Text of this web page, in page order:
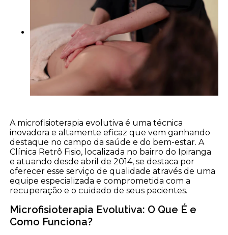
A microfisioterapia evolutiva é uma técnica
inovadora e altamente eficaz que vem ganhando
destaque no campo da saúde e do bem-estar. A
Clínica Retrô Fisio, localizada no bairro do Ipiranga
e atuando desde abril de 2014, se destaca por
oferecer esse serviço de qualidade através de uma
equipe especializada e comprometida com a
recuperação e o cuidado de seus pacientes.
Microfisioterapia Evolutiva: O Que É e
Como Funciona?